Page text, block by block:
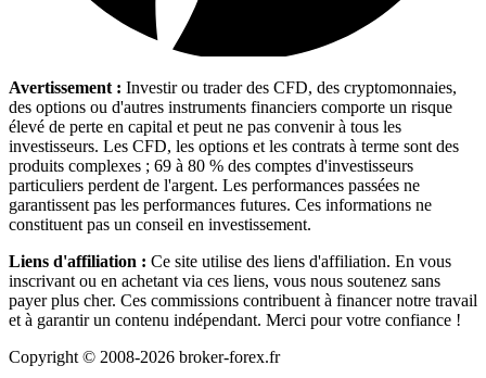
Avertissement : Investir ou trader des CFD, des cryptomonnaies,
des options ou d'autres instruments financiers comporte un risque
élevé de perte en capital et peut ne pas convenir à tous les
investisseurs. Les CFD, les options et les contrats à terme sont des
produits complexes ; 69 à 80 % des comptes d'investisseurs
particuliers perdent de l'argent. Les performances passées ne
garantissent pas les performances futures. Ces informations ne
constituent pas un conseil en investissement.
Liens d'affiliation : Ce site utilise des liens d'affiliation. En vous
inscrivant ou en achetant via ces liens, vous nous soutenez sans
payer plus cher. Ces commissions contribuent à financer notre travail
et à garantir un contenu indépendant. Merci pour votre confiance !
Copyright © 2008-2026 broker-forex.fr